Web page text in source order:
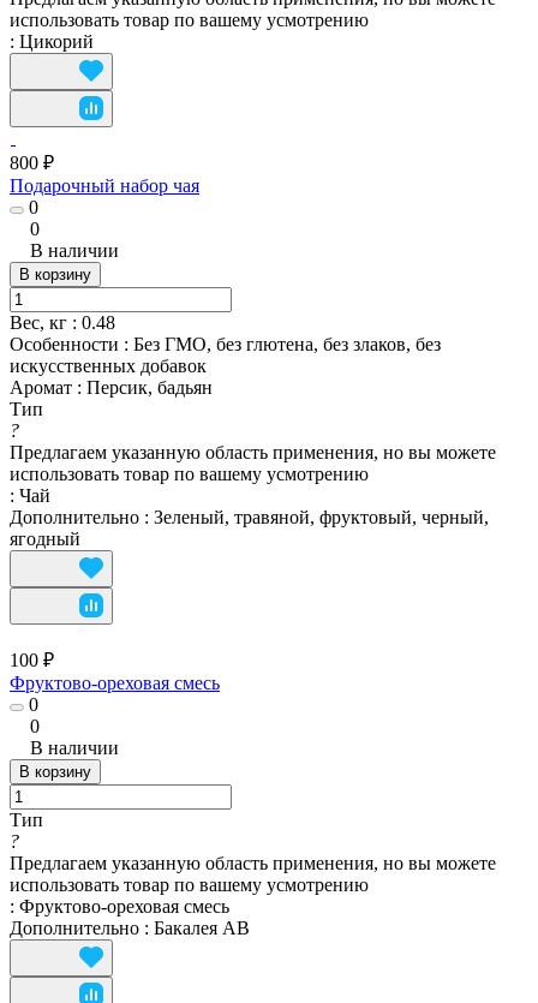
использовать товар по вашему усмотрению
: Цикорий
800 ₽
Подарочный набор чая
0
0
В наличии
В корзину
Вес, кг : 0.48
Особенности : Без ГМО, без глютена, без злаков, без
искусственных добавок
Аромат : Персик, бадьян
Тип
?
Предлагаем указанную область применения, но вы можете
использовать товар по вашему усмотрению
: Чай
Дополнительно : Зеленый, травяной, фруктовый, черный,
ягодный
100 ₽
Фруктово-ореховая смесь
0
0
В наличии
В корзину
Тип
?
Предлагаем указанную область применения, но вы можете
использовать товар по вашему усмотрению
: Фруктово-ореховая смесь
Дополнительно : Бакалея АВ